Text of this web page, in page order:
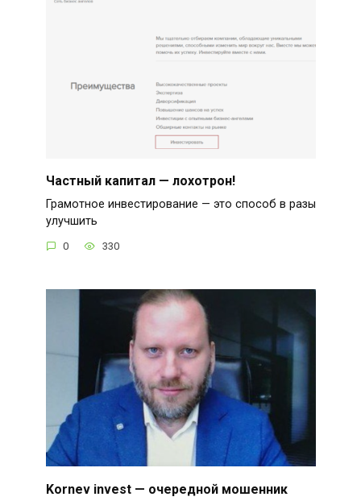
Частный капитал — лохотрон!
Грамотное инвестирование — это способ в разы
улучшить
0 330
Kornev invest — очередной мошенник